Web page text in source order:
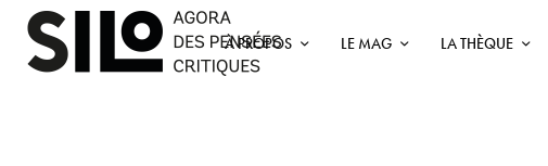
À PROPOS LE MAG LA THÈQUE